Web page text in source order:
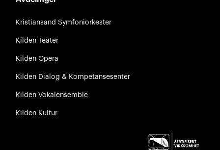
Kristiansand Symfoniorkester
Kilden Teater
Kilden Opera
Kilden Dialog & Kompetansesenter
Kilden Vokalensemble
Kilden Kultur